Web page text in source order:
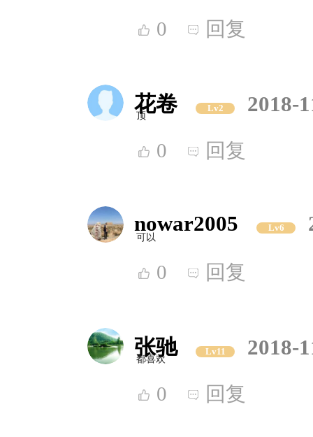
0 回复
花卷 Lv2 2018-
顶
0 回复
nowar2005 Lv6
可以
0 回复
张驰 Lv11 2018-
都喜欢
0 回复